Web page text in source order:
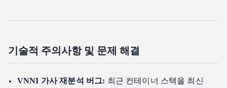
기술적 주의사항 및 문제 해결
VNNI 가사 재분석 버그: 최근 컨테이너 스택을 최신